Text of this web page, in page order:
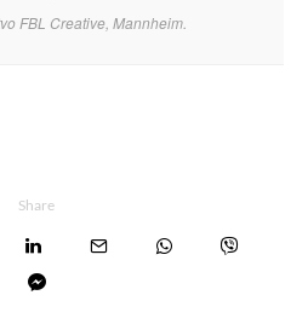
FBL Creative, Mannheim.
Share